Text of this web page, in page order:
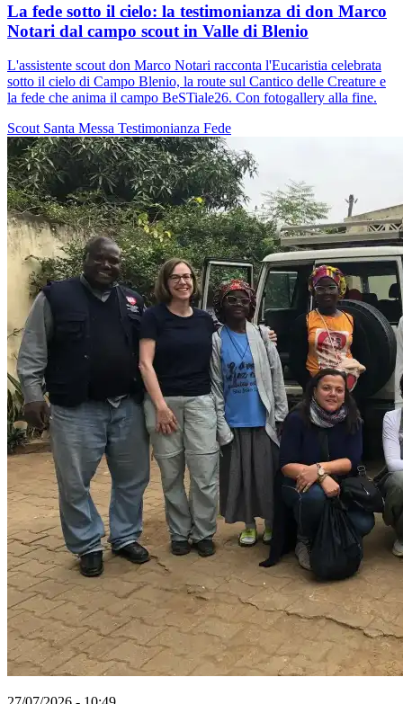
La fede sotto il cielo: la testimonianza di don Marco
Notari dal campo scout in Valle di Blenio
L'assistente scout don Marco Notari racconta l'Eucaristia celebrata
sotto il cielo di Campo Blenio, la route sul Cantico delle Creature e
la fede che anima il campo BeSTiale26. Con fotogallery alla fine.
Scout Santa Messa Testimonianza Fede